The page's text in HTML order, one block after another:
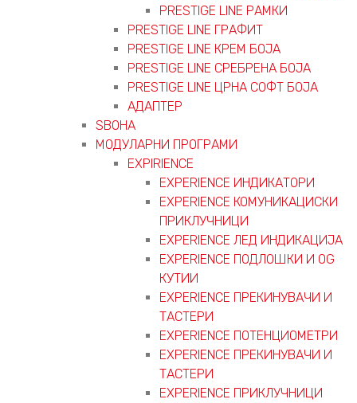
PRESTIGE LINE РАМКИ
PRESTIGE LINE ГРАФИТ
PRESTIGE LINE КРЕМ БОЈА
PRESTIGE LINE СРЕБРЕНА БОЈА
PRESTIGE LINE ЦРНА СОФТ БОЈА
АДАПТЕР
ЅВОНА
МОДУЛАРНИ ПРОГРАМИ
EXPIRIENCE
EXPERIENCE ИНДИКАТОРИ
EXPERIENCE КОМУНИКАЦИСКИ
ПРИКЛУЧНИЦИ
EXPERIENCE ЛЕД ИНДИКАЦИЈА
EXPERIENCE ПОДЛОШКИ И OG
КУТИИ
EXPERIENCE ПРЕКИНУВАЧИ И
ТАСТЕРИ
EXPERIENCE ПОТЕНЦИОМЕТРИ
EXPERIENCE ПРЕКИНУВАЧИ И
ТАСТЕРИ
EXPERIENCE ПРИКЛУЧНИЦИ